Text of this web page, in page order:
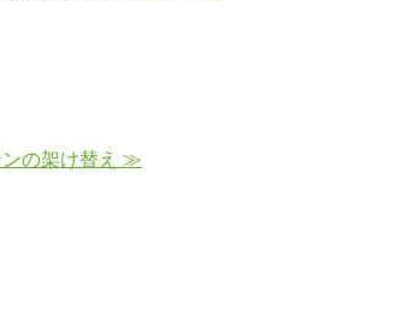
ンの架け替え ≫